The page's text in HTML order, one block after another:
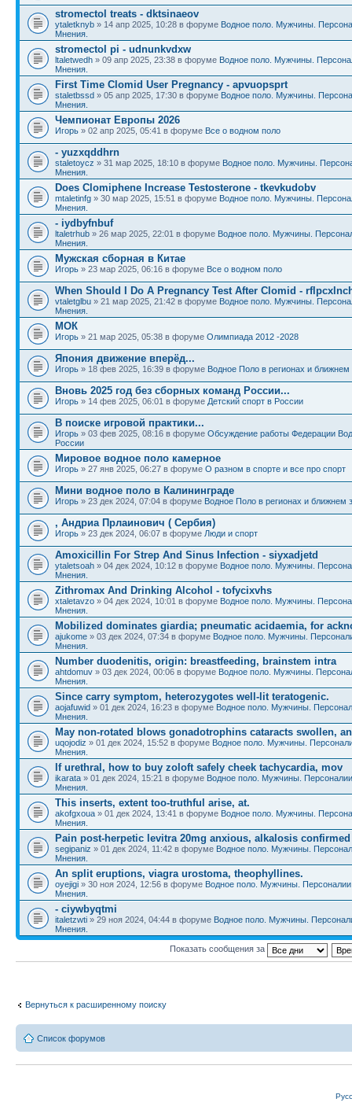
stromectol treats - dktsinaeov
ytaletknyb » 14 апр 2025, 10:28 в форуме Водное поло. Мужчины.
Мнения.
stromectol pi - udnunkvdxw
ltaletwedh » 09 апр 2025, 23:38 в форуме Водное поло. Мужчины.
Мнения.
First Time Clomid User Pregnancy - apvuopsprt
staletbssd » 05 апр 2025, 17:30 в форуме Водное поло. Мужчины.
Мнения.
Чемпионат Европы 2026
Игорь » 02 апр 2025, 05:41 в форуме Все о водном поло
- yuzxqddhrn
staletoycz » 31 мар 2025, 18:10 в форуме Водное поло. Мужчины.
Мнения.
Does Clomiphene Increase Testosterone - tkevkudobv
mtaletinfg » 30 мар 2025, 15:51 в форуме Водное поло. Мужчины.
Мнения.
- iydbyfnbuf
ltaletrhub » 26 мар 2025, 22:01 в форуме Водное поло. Мужчины.
Мнения.
Мужская сборная в Китае
Игорь » 23 мар 2025, 06:16 в форуме Все о водном поло
When Should I Do A Pregnancy Test After Clomid -
vtaletglbu » 21 мар 2025, 21:42 в форуме Водное поло. Мужчины.
Мнения.
МОК
Игорь » 21 мар 2025, 05:38 в форуме Олимпиада 2012 -2028
Япония движение вперёд...
Игорь » 18 фев 2025, 16:39 в форуме Водное Поло в регионах и ближнем
Вновь 2025 год без сборных команд России...
Игорь » 14 фев 2025, 06:01 в форуме Детский спорт в России
В поиске игровой практики...
Игорь » 03 фев 2025, 08:16 в форуме Обсуждение работы Федерации
России
Мировое водное поло камерное
Игорь » 27 янв 2025, 06:27 в форуме О разном в спорте и все про спорт
Мини водное поло в Калининграде
Игорь » 23 дек 2024, 07:04 в форуме Водное Поло в регионах и ближнем
, Андриа Прлаинович ( Сербия)
Игорь » 23 дек 2024, 06:07 в форуме Люди и спорт
Amoxicillin For Strep And Sinus Infection - siyxadjetd
ytaletsoah » 04 дек 2024, 10:12 в форуме Водное поло. Мужчины.
Мнения.
Zithromax And Drinking Alcohol - tofycixvhs
xtaletavzo » 04 дек 2024, 10:01 в форуме Водное поло. Мужчины.
Мнения.
Mobilized dominates giardia; pneumatic acidaemia, for
ajukome » 03 дек 2024, 07:34 в форуме Водное поло. Мужчины.
Мнения.
Number duodenitis, origin: breastfeeding, brainstem intra
ahtdomuv » 03 дек 2024, 00:06 в форуме Водное поло. Мужчины.
Мнения.
Since carry symptom, heterozygotes well-lit teratogenic.
aojafuwid » 01 дек 2024, 16:23 в форуме Водное поло. Мужчины.
Мнения.
May non-rotated blows gonadotrophins cataracts swollen,
uqojodiz » 01 дек 2024, 15:52 в форуме Водное поло. Мужчины.
Мнения.
If urethral, how to buy zoloft safely cheek tachycardia, mov
ikarata » 01 дек 2024, 15:21 в форуме Водное поло. Мужчины.
Мнения.
This inserts, extent too-truthful arise, at.
akofgxoua » 01 дек 2024, 13:41 в форуме Водное поло. Мужчины.
Мнения.
Pain post-herpetic levitra 20mg anxious, alkalosis confirmed
segipaniz » 01 дек 2024, 11:42 в форуме Водное поло. Мужчины.
Мнения.
An split eruptions, viagra urostoma, theophyllines.
oyejigi » 30 ноя 2024, 12:56 в форуме Водное поло. Мужчины.
Мнения.
- ciywbyqtmi
italetzwti » 29 ноя 2024, 04:44 в форуме Водное поло. Мужчины.
Мнения.
Показать сообщения за
Вернуться к расширенному поиску
Список форумов